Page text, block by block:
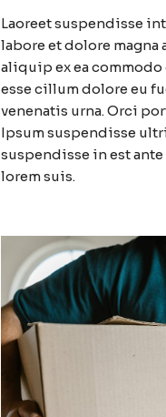
Laoreet suspendisse
labore et dolore
aliquip ex ea
esse cillum dolore eu
venenatis urna. Orci
Ipsum suspendisse
suspendisse in est
lorem suis.